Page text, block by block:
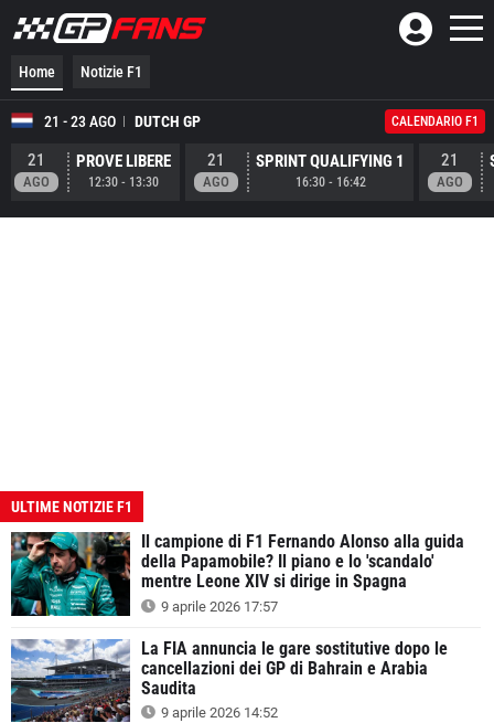
Home Notizie F1
CALENDARIO F1
21 - 23 AGO DUTCH GP
21
AGO
PROVE LIBERE
12:30 - 13:30
21
AGO
SPRINT QUALIFYING 1
16:30- 16:42
21
AGO
ULTIME NOTIZIE F1
Il campione di F1 Fernando Alonso alla guida
della Papamobile? Il piano e lo 'scandalo'
mentre Leone XIV si dirige in Spagna
9 aprile 2026 17:57
La FIA annuncia le gare sostitutive dopo le
cancellazioni dei GP di Bahrain e Arabia
Saudita
9 aprile 2026 14:52